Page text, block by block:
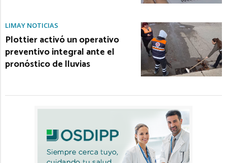
LIMAY NOTICIAS
Plottier activó un operativo
preventivo integral ante el
pronóstico de lluvias